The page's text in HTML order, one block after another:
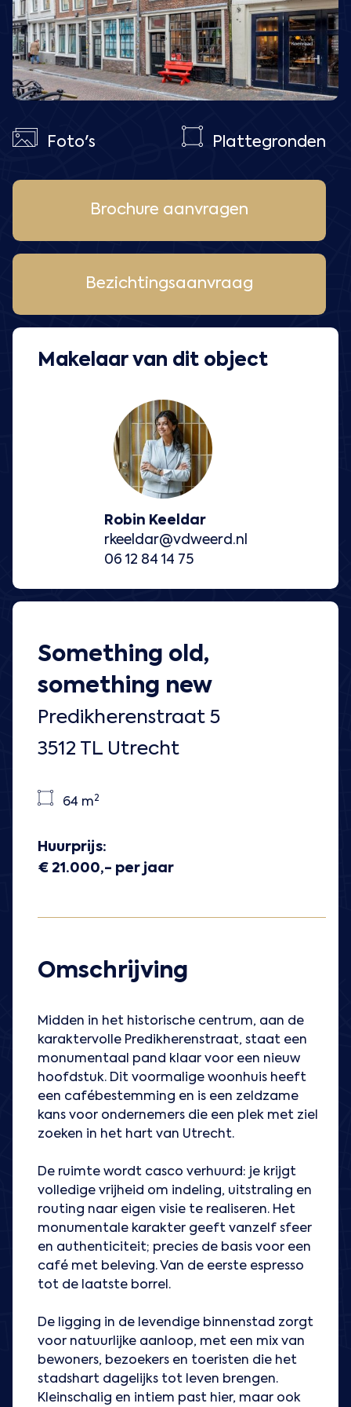
Foto's Plattegronden
Something old,
something new
Predikherenstraat 5
3512 TL Utrecht
64 m2
Huurprijs:
€ 21.000,- per jaar
Omschrijving
Midden in het historische centrum, aan de
karaktervolle Predikherenstraat, staat een
monumentaal pand klaar voor een nieuw
hoofdstuk. Dit voormalige woonhuis heeft
een cafébestemming en is een zeldzame
kans voor ondernemers die een plek met ziel
zoeken in het hart van Utrecht.
De ruimte wordt casco verhuurd: je krijgt
volledige vrijheid om indeling, uitstraling en
routing naar eigen visie te realiseren. Het
monumentale karakter geeft vanzelf sfeer
en authenticiteit; precies de basis voor een
café met beleving. Van de eerste espresso
tot de laatste borrel.
De ligging in de levendige binnenstad zorgt
voor natuurlijke aanloop, met een mix van
bewoners, bezoekers en toeristen die het
stadshart dagelijks tot leven brengen.
Kleinschalig en intiem past hier, maar ook
Brochure aanvragen
Bezichtingsaanvraag
Makelaar van dit object
Robin Keeldar
rkeeldar@vdweerd.nl
06 12 84 14 75